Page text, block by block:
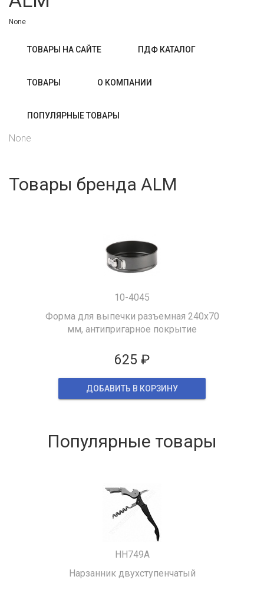
None
ТОВАРЫ НА САЙТЕ ПДФ КАТАЛОГ
ТОВАРЫ О КОМПАНИИ
ПОПУЛЯРНЫЕ ТОВАРЫ
None
Товары бренда ALM
10-4045
Форма для выпечки разъемная 240х70
мм, антипригарное покрытие
625 ₽
ДОБАВИТЬ В КОРЗИНУ
Популярные товары
HH749A
Нарзанник двухступенчатый